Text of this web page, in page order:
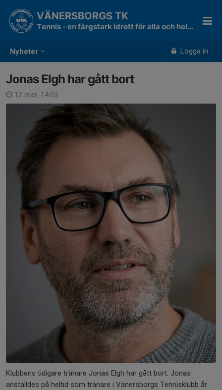
Nyheter Logga in
VÄNERSBORGS TK
Tennis - en färgstark idrott för alla och hela livet!
Jonas Elgh har gått bort
12 mar, 14:03
Klubbens tidigare tränare Jonas Elgh har gått bort. Jonas
anställdes på heltid som tränare i Vänersborgs Tennisklubb år